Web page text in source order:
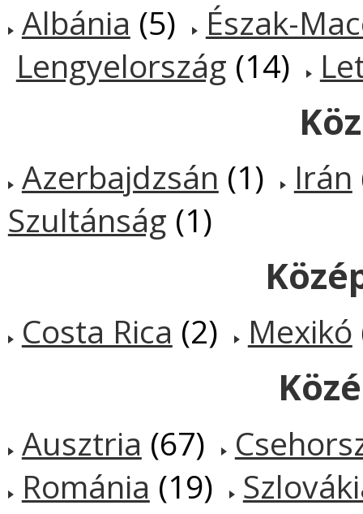
Albánia (5)
Észak-
Lengyelország (14)
Azerbajdzsán (1) Irán
Szultánság (1)
Costa Rica (2) Mexikó
Ausztria (67)
Románia (19)